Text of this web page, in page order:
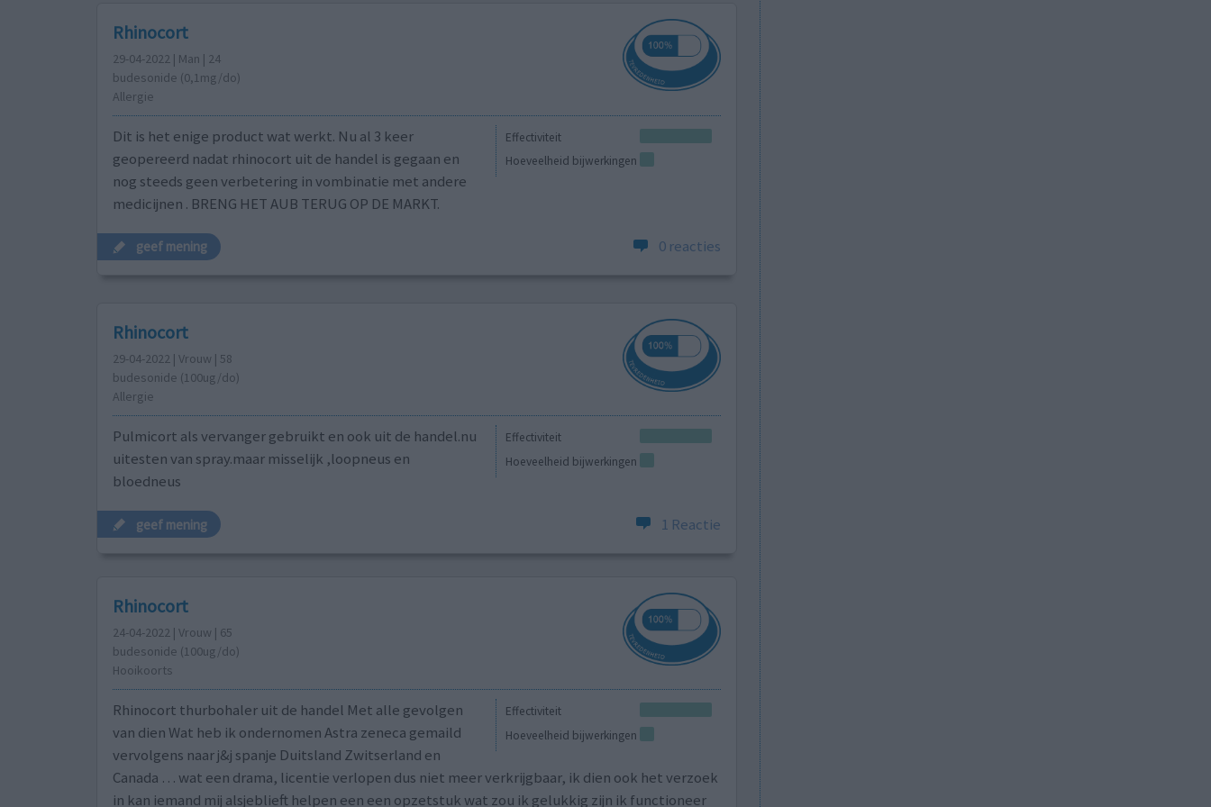
Rhinocort
29-04-2022 | Man | 24
budesonide (0,1mg/do)
Allergie
Effectiviteit
Hoeveelheid bijwerkingen
Dit is het enige product wat werkt. Nu al 3 keer
geopereerd nadat rhinocort uit de handel is gegaan en
nog steeds geen verbetering in vombinatie met andere
medicijnen . BRENG HET AUB TERUG OP DE MARKT.
geef mening 0 reacties
Rhinocort
29-04-2022 | Vrouw | 58
budesonide (100ug/do)
Allergie
Effectiviteit
Hoeveelheid bijwerkingen
Pulmicort als vervanger gebruikt en ook uit de handel.nu
uitesten van spray.maar misselijk ,loopneus en
bloedneus
geef mening 1 Reactie
Rhinocort
24-04-2022 | Vrouw | 65
budesonide (100ug/do)
Hooikoorts
Effectiviteit
Hoeveelheid bijwerkingen
Rhinocort thurbohaler uit de handel Met alle gevolgen
van dien Wat heb ik ondernomen Astra zeneca gemaild
vervolgens naar j&j spanje Duitsland Zwitserland en
Canada … wat een drama, licentie verlopen dus niet meer verkrijgbaar, ik dien ook het verzoek
in kan iemand mij alsjeblieft helpen een een opzetstuk wat zou ik gelukkig zijn ik functioneer